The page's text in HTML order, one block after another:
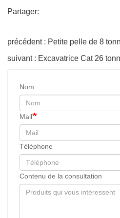
Partager:
précédent : Petite pelle de 8
suivant : Excavatrice Cat 26
Nom
Mail
Téléphone
Contenu de la consultation